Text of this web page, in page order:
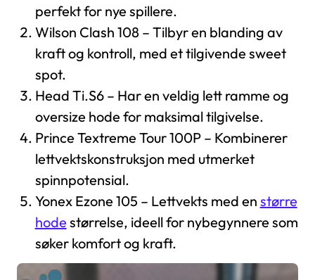
perfekt for nye spillere.
Wilson Clash 108 – Tilbyr en blanding av
kraft og kontroll, med et tilgivende sweet
spot.
Head Ti.S6 – Har en veldig lett ramme og
oversize hode for maksimal tilgivelse.
Prince Textreme Tour 100P – Kombinerer
lettvektskonstruksjon med utmerket
spinnpotensial.
Yonex Ezone 105 – Lettvekts med en større
hode størrelse, ideell for nybegynnere som
søker komfort og kraft.